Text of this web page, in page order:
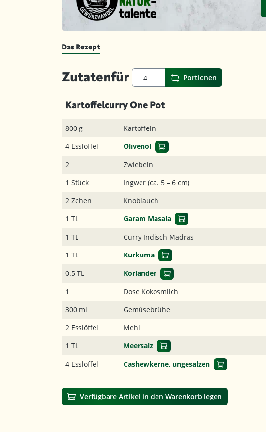
Das Rezept
Zutatenfür Portionen
Kartoffelcurry One Pot
800 g
Kartoffeln
4 Esslöffel
Olivenöl
2
Zwiebeln
1 Stück
Ingwer (ca. 5 – 6 cm)
2 Zehen
Knoblauch
1 TL
Garam Masala
1 TL
Curry Indisch Madras
1 TL
Kurkuma
0.5 TL
Koriander
1
Dose Kokosmilch
300 ml
Gemüsebrühe
2 Esslöffel
Mehl
1 TL
Meersalz
4 Esslöffel
Cashewkerne, ungesalzen
Verfügbare Artikel in den Warenkorb legen